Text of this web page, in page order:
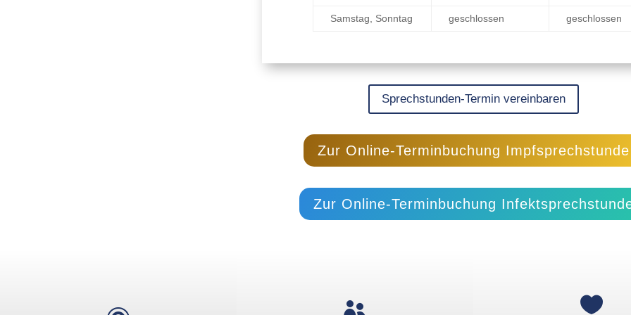
Samstag, Sonntag geschlossen geschlossen
Sprechstunden-Termin vereinbaren
Zur Online-Terminbuchung Impfsprechstunde
Zur Online-Terminbuchung
